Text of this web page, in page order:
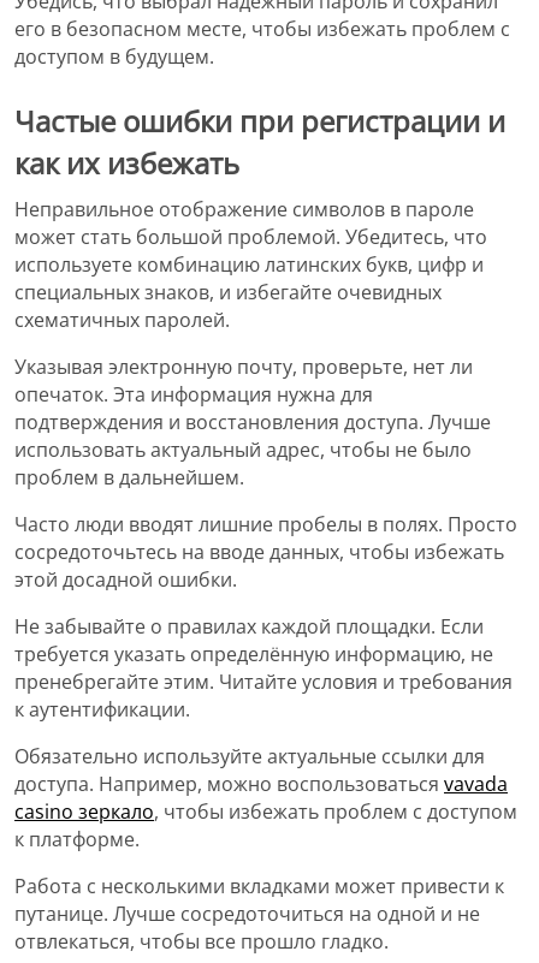
его в безопасном месте, чтобы избежать проблем с
доступом в будущем.
Частые ошибки при регистрации и
как их избежать
Неправильное отображение символов в пароле
может стать большой проблемой. Убедитесь, что
используете комбинацию латинских букв, цифр и
специальных знаков, и избегайте очевидных
схематичных паролей.
Указывая электронную почту, проверьте, нет ли
опечаток. Эта информация нужна для
подтверждения и восстановления доступа. Лучше
использовать актуальный адрес, чтобы не было
проблем в дальнейшем.
Часто люди вводят лишние пробелы в полях. Просто
сосредоточьтесь на вводе данных, чтобы избежать
этой досадной ошибки.
Не забывайте о правилах каждой площадки. Если
требуется указать определённую информацию, не
пренебрегайте этим. Читайте условия и требования
к аутентификации.
Обязательно используйте актуальные ссылки для
доступа. Например, можно воспользоваться vavada
casino зеркало, чтобы избежать проблем с доступом
к платформе.
Работа с несколькими вкладками может привести к
путанице. Лучше сосредоточиться на одной и не
отвлекаться, чтобы все прошло гладко.